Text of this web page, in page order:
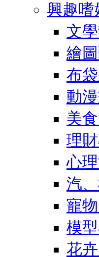
興趣嗜
文
繪
布
動
美
理
心
汽
寵
模
花